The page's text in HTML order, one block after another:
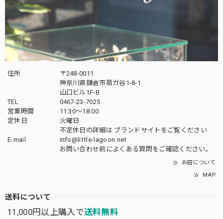
住所
〒248-0011
神奈川県鎌倉市扇ガ谷1-8-1
山口ビル1F-B
TEL
0467-23-7025
営業時間
11:30～18:00
定休日
火曜日
不定休日の詳細は ブランドサイト をご覧ください
E-mail
info@little-lagoon.net
お問い合わせ前によくある質問をご確認ください。
お店について
MAP
送料について
11,000円以上購入で送料無料